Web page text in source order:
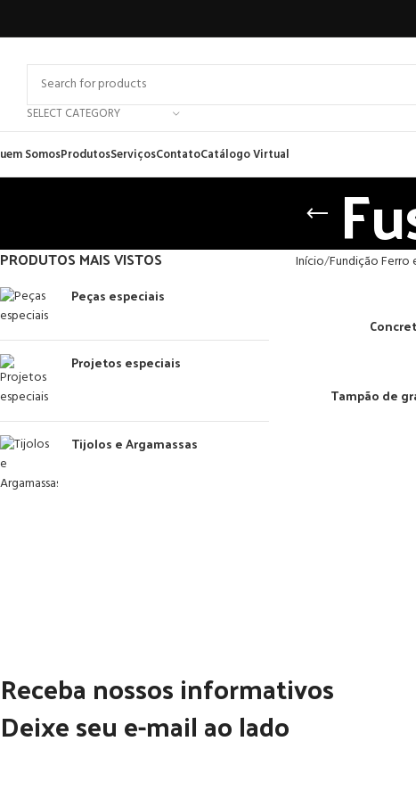
SELECT CATEGORY
SomosProdutosServiçosContatoCatálogo Virtual
PRODUTOS MAIS VISTOS
Peças especiais
Projetos especiais
Tijolos e Argamassas
Início Fundição Ferro
Tampão de
Receba nossos informativos
Deixe seu e-mail ao lado